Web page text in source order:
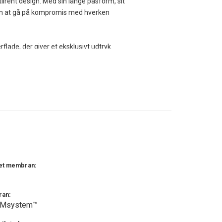
at gå på kompromis med hverken
der giver et eksklusivt udtryk.
mod vind og slud. Den kan nemt
membran: